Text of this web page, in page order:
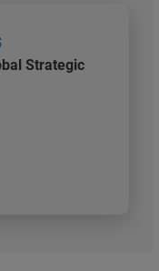
Strategic